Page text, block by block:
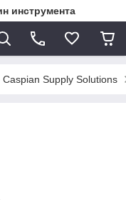
инструмента
Caspian Supply Solutions